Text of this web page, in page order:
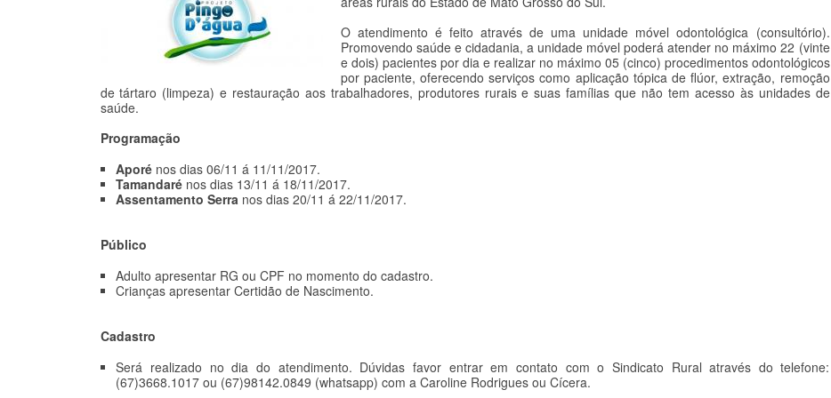
O atendimento é feito através de uma unidade móvel odontológica (consultório).
Promovendo saúde e cidadania, a unidade móvel poderá atender no máximo 22 (vinte
e dois) pacientes por dia e realizar no máximo 05 (cinco) procedimentos odontológicos
por paciente, oferecendo serviços como aplicação tópica de flúor, extração, remoção
de tártaro (limpeza) e restauração aos trabalhadores, produtores rurais e suas famílias que não tem acesso às unidades de
saúde.
Programação
Aporé nos dias 06/11 á 11/11/2017.
Tamandaré nos dias 13/11 á 18/11/2017.
Assentamento Serra nos dias 20/11 á 22/11/2017.
Público
Adulto apresentar RG ou CPF no momento do cadastro.
Crianças apresentar Certidão de Nascimento.
Cadastro
Será realizado no dia do atendimento. Dúvidas favor entrar em contato com o Sindicato Rural através do telefone:
(67)3668.1017 ou (67)98142.0849 (whatsapp) com a Caroline Rodrigues ou Cícera.